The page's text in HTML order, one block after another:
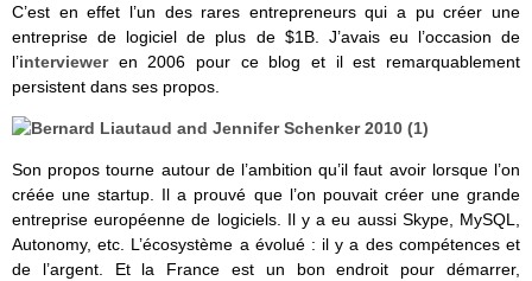
C’est en effet l’un des rares entrepreneurs qui a pu créer une
entreprise de logiciel de plus de $1B. J’avais eu l’occasion de
l’intervieweren 2006 pour ce blog et il est remarquablement
persistent dans ses propos.
Son propos tourne autour de l’ambition qu’il faut avoir lorsque l’on
créée une startup. Il a prouvé que l’on pouvait créer une grande
entreprise européenne de logiciels. Il y a eu aussi Skype, MySQL,
Autonomy, etc. L’écosystème a évolué : il y a des compétences et
de l’argent. Et la France est un bon endroit pour démarrer,